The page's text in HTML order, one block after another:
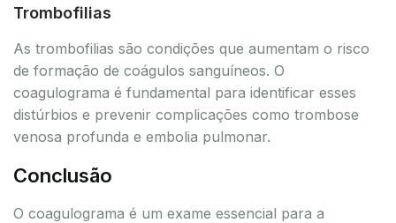
Trombofilias
As trombofilias são condições que aumentam o risco
de formação de coágulos sanguíneos. O
coagulograma é fundamental para identificar esses
distúrbios e prevenir complicações como trombose
venosa profunda e embolia pulmonar.
Conclusão
O coagulograma é um exame essencial para a